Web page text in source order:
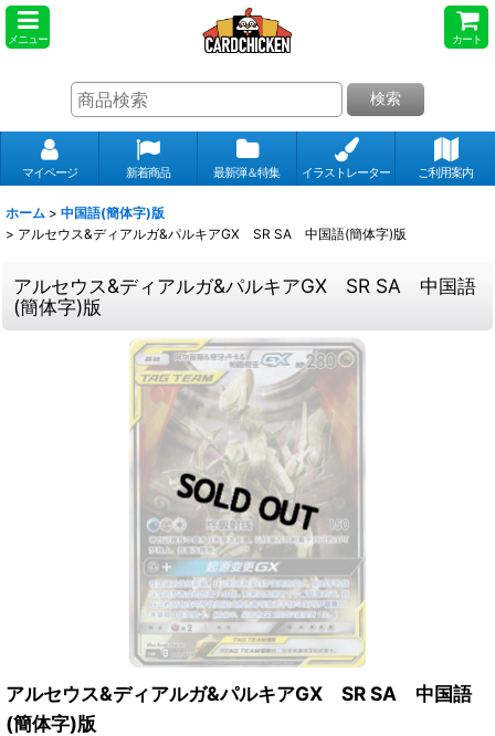
メニュー カート
検索
マイページ 新着商品 最新弾＆特集 イラストレーター ご利用案内
ホーム > 中国語(簡体字)版
> アルセウス&ディアルガ&パルキアGX SR SA 中国語(簡体字)版
アルセウス&ディアルガ&パルキアGX SR SA 中国語
(簡体字)版
アルセウス&ディアルガ&パルキアGX SR SA 中国語
(簡体字)版